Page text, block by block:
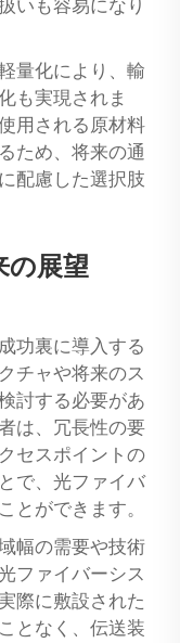
いも容易になり
量化により、輸
も実現されま
用される原材料
ため、将来の通
配慮した選択肢
の展望
功裏に導入する
チャや将来のス
討する必要があ
は、冗長性の要
セスポイントの
で、光ファイバ
とができます。
幅の需要や技術
ファイバーシス
際に敷設された
となく、伝送装